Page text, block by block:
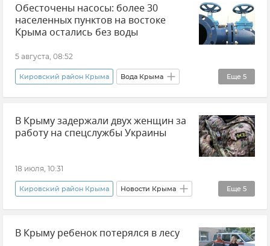
Обесточены насосы: более 30
населенных пунктов на востоке
Крыма остались без воды
5 августа, 08:52
Еще 5
Кировский район Крыма Вода Крыма
Феодосия Симферополь
Бахчисарайский район Джанкойский район
Отключение воды в Крыму
В Крыму задержали двух женщин за
работу на спецслужбы Украины
18 июля, 10:31
Еще 5
Кировский район Крыма Новости Крыма
ФСБ РФ (Федеральная служба безопасности Российской Федерации)
Безопасность Республики Крым и Севастополя
В Крыму ребенок потерялся в лесу